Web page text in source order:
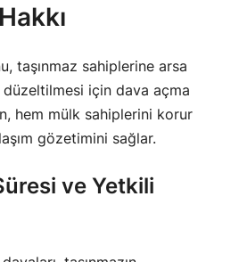
taşınmaz sahiplerine arsa
düzeltilmesi için dava açma
hem mülk sahiplerini korur
gözetimini sağlar.
ve Yetkili